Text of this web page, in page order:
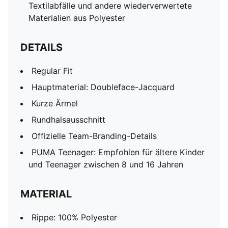
Textilabfälle und andere wiederverwertete
Materialien aus Polyester
DETAILS
Regular Fit
Hauptmaterial: Doubleface-Jacquard
Kurze Ärmel
Rundhalsausschnitt
Offizielle Team-Branding-Details
PUMA Teenager: Empfohlen für ältere Kinder
und Teenager zwischen 8 und 16 Jahren
MATERIAL
Rippe: 100% Polyester